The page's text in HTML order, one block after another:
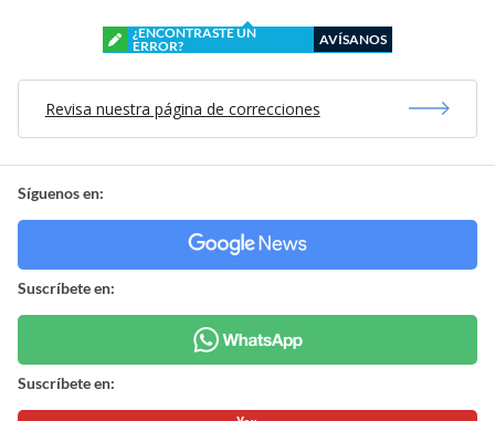
¿ENCONTRASTE UN
ERROR?
AVÍSANOS
Revisa nuestra página de correcciones
Síguenos en:
Suscríbete en:
Suscríbete en: